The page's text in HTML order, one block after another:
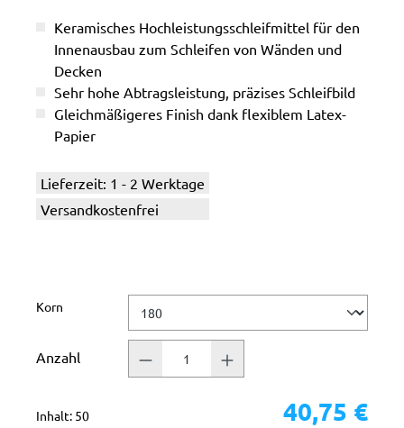
Keramisches Hochleistungsschleifmittel für den
Innenausbau zum Schleifen von Wänden und
Decken
Sehr hohe Abtragsleistung, präzises Schleifbild
Gleichmäßigeres Finish dank flexiblem Latex-
Papier
Lieferzeit: 1 - 2 Werktage
Versandkostenfrei
Korn
Anzahl
Inhalt: 50 40,75 €